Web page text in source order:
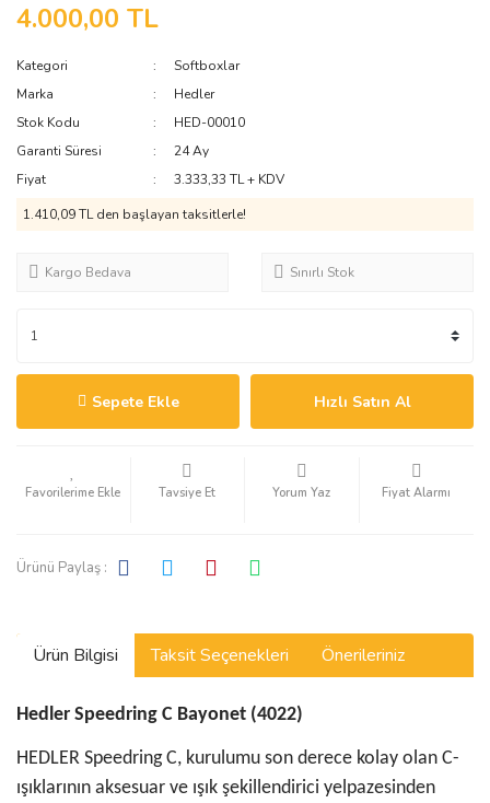
4.000,00 TL
Kategori
Softboxlar
Marka
Hedler
Stok Kodu
HED-00010
Garanti Süresi
24 Ay
Fiyat
3.333,33 TL + KDV
1.410,09 TL den başlayan taksitlerle!
Kargo Bedava Sınırlı Stok
Sepete Ekle Hızlı Satın Al
Tavsiye Et Yorum Yaz Fiyat Alarmı
Ürünü Paylaş :
Ürün Bilgisi Taksit Seçenekleri Önerileriniz
Hedler Speedring C Bayonet (4022)
HEDLER Speedring C, kurulumu son derece kolay olan C-
ışıklarının aksesuar ve ışık şekillendirici yelpazesinden